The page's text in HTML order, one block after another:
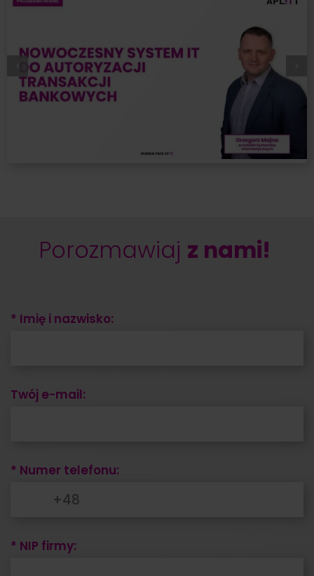
Porozmawiaj z nami!
* Imię i nazwisko:
Twój e-mail:
* Numer telefonu:
* NIP firmy: